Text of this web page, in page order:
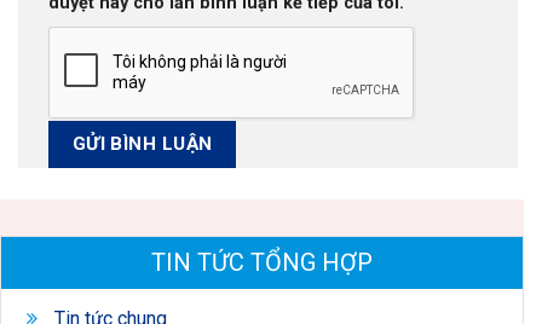
TIN TỨC TỔNG HỢP
Tin tức chung